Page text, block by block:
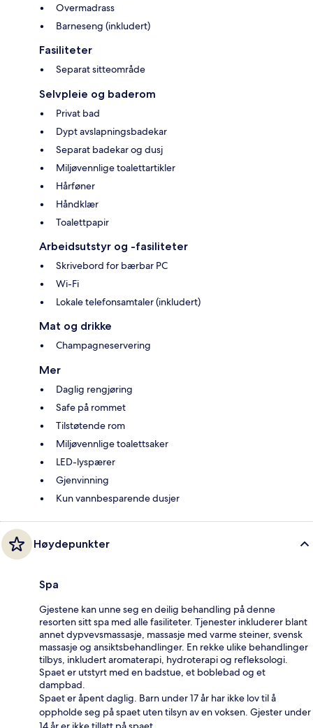
Overmadrass
Barneseng (inkludert)
Fasiliteter
Separat sitteområde
Selvpleie og baderom
Privat bad
Dypt avslapningsbadekar
Separat badekar og dusj
Miljøvennlige toalettartikler
Hårføner
Håndklær
Toalettpapir
Arbeidsutstyr og -fasiliteter
Skrivebord for bærbar PC
Wi-Fi
Lokale telefonsamtaler (inkludert)
Mat og drikke
Champagneservering
Mer
Daglig rengjøring
Safe på rommet
Tilstøtende rom
Miljøvennlige toalettsaker
LED-lyspærer
Gjenvinning
Kun vannbesparende dusjer
Høydepunkter
Spa
Gjestene kan unne seg en deilig behandling på denne
resorten sitt spa med alle fasiliteter. Tjenester inkluderer blant
annet dypvevsmassasje, massasje med varme steiner, svensk
massasje og ansiktsbehandlinger. En rekke ulike behandlinger
tilbys, inkludert aromaterapi, hydroterapi og refleksologi.
Spaet er utstyrt med en badstue, et boblebad og et
dampbad.
Spaet er åpent daglig. Barn under 17 år har ikke lov til å
oppholde seg på spaet uten tilsyn av en voksen. Gjester under